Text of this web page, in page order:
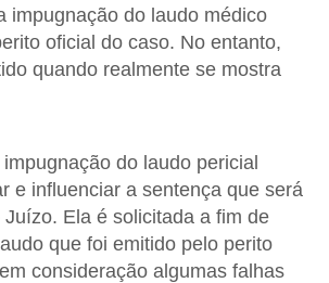
impugnação do laudo médico
oficial do caso. No entanto,
quando realmente se mostra
do laudo pericial
e influenciar a sentença que será
Ela é solicitada a fim de
que foi emitido pelo perito
consideração algumas falhas